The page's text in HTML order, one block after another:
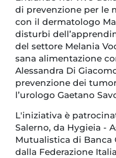
di prevenzione per le
con il dermatologo
disturbi
del settore Melania
sana alimentazione
Alessandra Di
prevenzione dei
l’urologo Gaetano
L'iniziativa è
Salerno, da Hygieia -
Mutualistica di Banca
dalla Federazione